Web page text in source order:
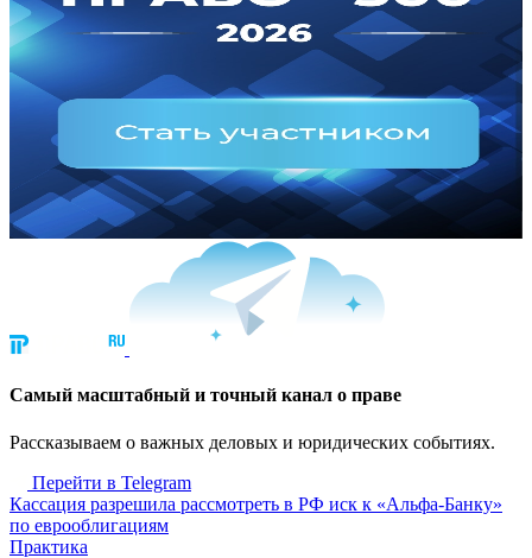
Cамый масштабный и точный канал о праве
Рассказываем о важных деловых и юридических событиях.
Перейти в Telegram
Кассация разрешила рассмотреть в РФ иск к «Альфа-Банку»
по еврооблигациям
Практика